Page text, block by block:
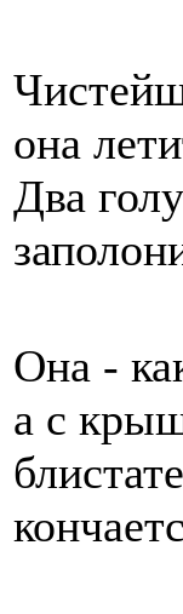
она
Два
Она -
а с